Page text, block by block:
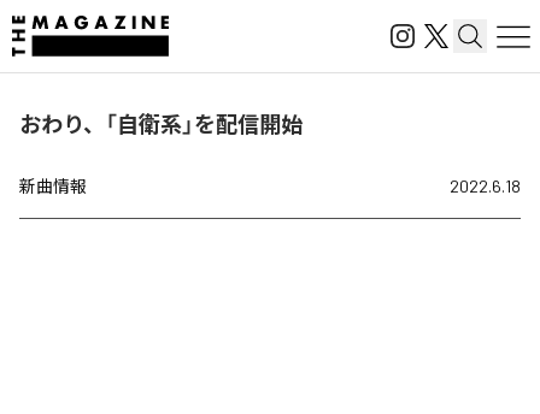
おわり、「自衛系」を配信開始
新曲情報 2022.6.18